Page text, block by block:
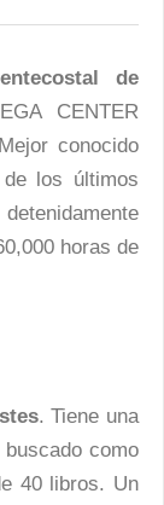
de
CENTER
conocido
los últimos
horas de
. Tiene una
como
40 libros. Un